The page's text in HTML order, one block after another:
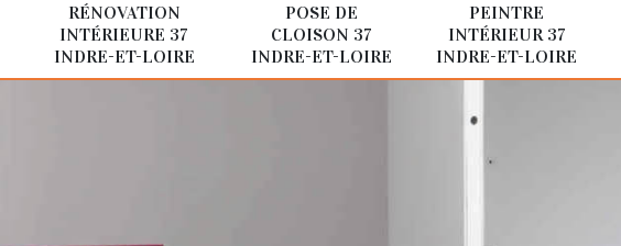
RÉNOVATION
INTÉRIEURE 37
INDRE-ET-LOIRE
POSE DE
CLOISON 37
INDRE-ET-LOIRE
PEINTRE
INTÉRIEUR 37
INDRE-ET-LOIRE